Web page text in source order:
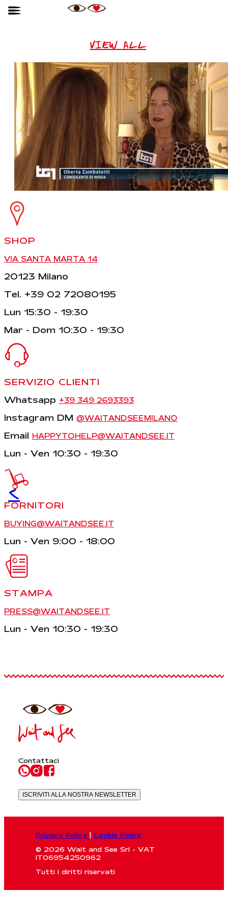
VIEW ALL
<
SHOP
VIA SANTA MARTA 14
20123 Milano
Tel. +39 02 72080195
Lun 15:30 - 19:30
Mar - Dom 10:30 - 19:30
SERVIZIO CLIENTI
Whatsapp +39 349 2693393
Instagram DM @WAITANDSEEMILANO
Email HAPPYTOHELP@WAITANDSEE.IT
Lun - Ven 10:30 - 19:30
FORNITORI
BUYING@WAITANDSEE.IT
Lun - Ven 9:00 - 18:00
STAMPA
PRESS@WAITANDSEE.IT
Lun - Ven 10:30 - 19:30
Contattaci
ISCRIVITI ALLA NOSTRA NEWSLETTER
Privacy Policy
Cookie Policy
© 2026 Wait and See Srl - VAT
IT06954250962
Tutti i diritti riservati